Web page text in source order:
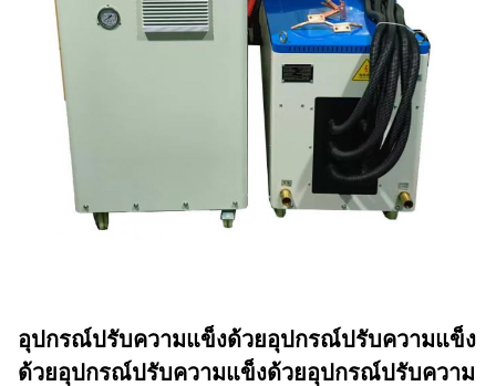
อุปกรณ์ปรับความแข็งด้วยอุปกรณ์ปรับความแข็ง
ด้วยอุปกรณ์ปรับความแข็งด้วยอุปกรณ์ปรับความ